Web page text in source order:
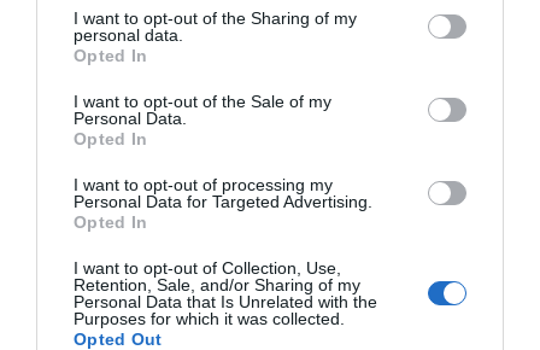
not limited to your visit or usage behaviour. You may click to
grant or deny consent to Google and its third-party tags to
use your data for below specified purposes in below Google
consent section.
I want to opt-out of the Sharing of my
personal data.
Opted In
I want to opt-out of the Sale of my
Personal Data.
Opted In
I want to opt-out of processing my
Personal Data for Targeted Advertising.
Opted In
I want to opt-out of Collection, Use,
Retention, Sale, and/or Sharing of my
Personal Data that Is Unrelated with the
Purposes for which it was collected.
Opted Out
Σήμερα το μεγαλύτερο πανηγύρι
του καλοκαιριού στην Εύβοια
08.08.2026 | 14:20
Συρροή πιστών σε αυτό το
Μοναστήρι της Εύβοιας!
08.08.2026 | 14:00
Έξοδος Αυγούστου: Οι Αθηναίοι
«ψηφίζουν» Εύβοια για τις
Ρόδος: Έγραψαν
80χρονη για κράνος!
μωράκι μόλις 8 ημερών
– Νοσηλευόταν στη
ΜΕΘ Νεογνών